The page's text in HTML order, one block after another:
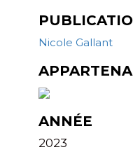
Nicole Gallant
ANNÉE
2023